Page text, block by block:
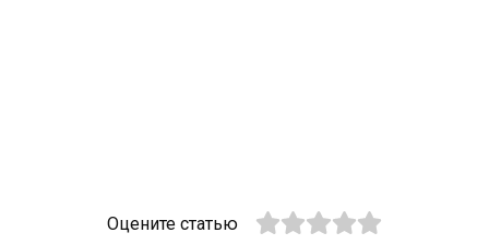
Оцените статью